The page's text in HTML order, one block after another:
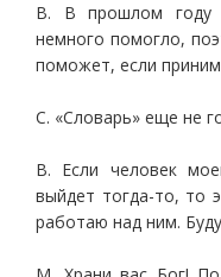
В. В прошлом году
немного помогло,
поможет, если
С. «Словарь» еще не
В. Если человек
выйдет тогда-то, то
работаю над ним.